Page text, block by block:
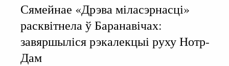
Сямейнае «Дрэва міласэрнасці»
расквітнела ў Баранавічах:
завяршыліся рэкалекцыі руху Нотр-
Дам